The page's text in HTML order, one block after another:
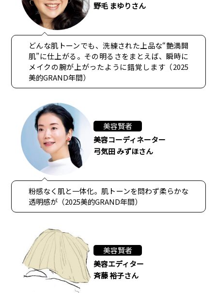
野毛 まゆりさん
どんな肌トーンでも、洗練された上品な“艶満開
肌”に仕上がる。その明るさをまとえば、瞬時に
メイクの腕が上がったように錯覚します（2025
美的GRAND年間）
美容賢者
美容コーディネーター
弓気田 みずほさん
粉感なく肌と一体化。肌トーンを問わず柔らかな
透明感が（2025美的GRAND年間）
美容賢者
美容エディター
斉藤 裕子さん